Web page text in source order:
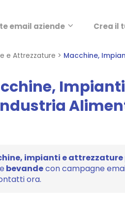
email aziende Crea il
e Attrezzature > Macchine,
impianti e attrezzature
bevandecon campagne
ora.